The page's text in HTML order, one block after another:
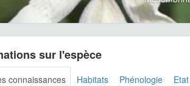
sur l'espèce
connaissances Habitats Phénologie